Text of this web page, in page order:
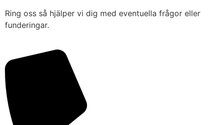
Ring oss så hjälper vi dig med eventuella frågor eller
funderingar.